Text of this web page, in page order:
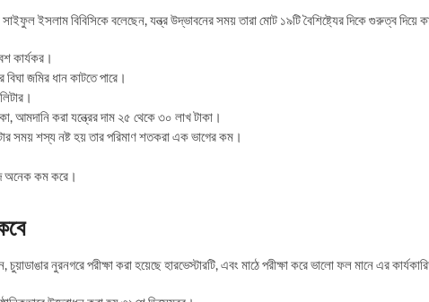
ইসলাম বিবিসিকে বলেছেন, যন্ত্র উদ্ভাবনের সময় তারা মোট ১৯টি বৈশিষ্ট্যের দিকে গুরুত্ব দিয়ে
কার্যকর।
বিঘা জমির ধান কাটতে পারে।
আমদানি করা যন্ত্রের দাম ২৫ থেকে ৩০ লাখ টাকা।
সময় শস্য নষ্ট হয় তার পরিমাণ শতকরা এক ভাগের কম।
অনেক কম করে।
নুরনগরে পরীক্ষা করা হয়েছে হারভেস্টারটি, এবং মাঠে পরীক্ষা করে ভালো ফল মানে এর